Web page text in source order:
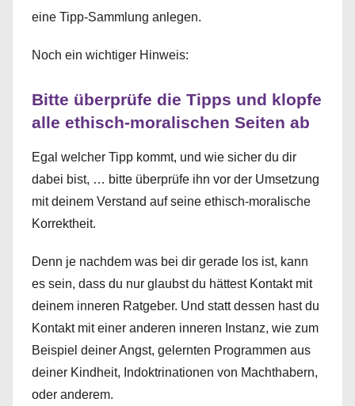
eine Tipp-Sammlung anlegen.
Noch ein wichtiger Hinweis:
Bitte überprüfe die Tipps und klopfe
alle ethisch-moralischen Seiten ab
Egal welcher Tipp kommt, und wie sicher du dir
dabei bist, … bitte überprüfe ihn vor der Umsetzung
mit deinem Verstand auf seine ethisch-moralische
Korrektheit.
Denn je nachdem was bei dir gerade los ist, kann
es sein, dass du nur glaubst du hättest Kontakt mit
deinem inneren Ratgeber. Und statt dessen hast du
Kontakt mit einer anderen inneren Instanz, wie zum
Beispiel deiner Angst, gelernten Programmen aus
deiner Kindheit, Indoktrinationen von Machthabern,
oder anderem.